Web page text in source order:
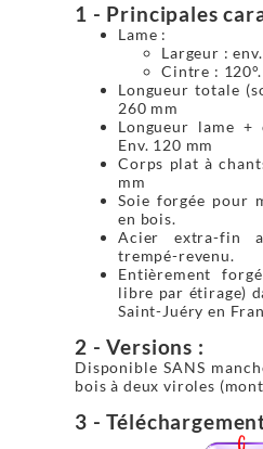
1 - Principales
Lame :
Largeur :
Cintre : 120°.
Longueur totale
260 mm
Longueur lame +
Env. 120 mm
Corps plat à
mm
Soie forgée pour
en bois.
Acier extra-fin
trempé-revenu.
Entièrement
libre par étirage)
Saint-Juéry en
2 - Versions :
Disponible SANS
bois à deux viroles
3 -